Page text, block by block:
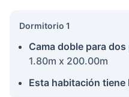
Dormitorio 1
Cama doble para
1.80m x 200.00m
Esta habitación tiene